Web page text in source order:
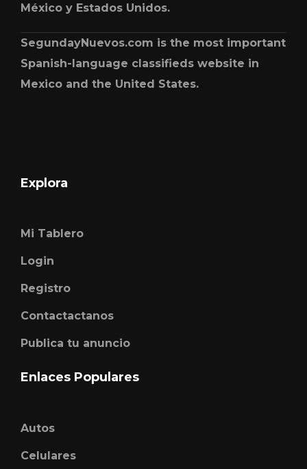
México y Estados Unidos.
SegundayNuevos.com is the most important
Spanish-language classifieds website in
Mexico and the United States.
Explora
Mi Tablero
Login
Registro
Contactactanos
Publica tu anuncio
Enlaces Populares
Autos
Celulares